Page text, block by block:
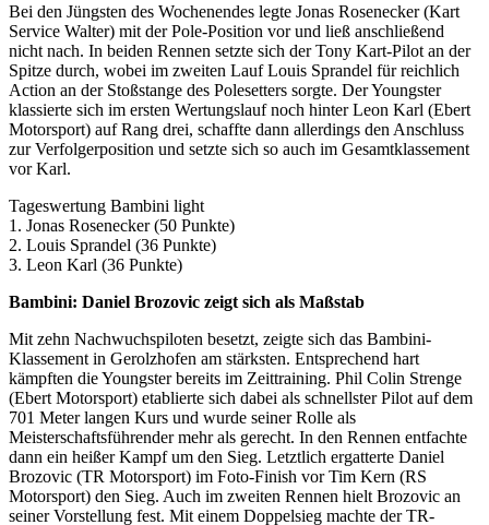
Bei den Jüngsten des Wochenendes legte Jonas Rosenecker (Kart
Service Walter) mit der Pole-Position vor und ließ anschließend
nicht nach. In beiden Rennen setzte sich der Tony Kart-Pilot an der
Spitze durch, wobei im zweiten Lauf Louis Sprandel für reichlich
Action an der Stoßstange des Polesetters sorgte. Der Youngster
klassierte sich im ersten Wertungslauf noch hinter Leon Karl (Ebert
Motorsport) auf Rang drei, schaffte dann allerdings den Anschluss
zur Verfolgerposition und setzte sich so auch im Gesamtklassement
vor Karl.
Tageswertung Bambini light
1. Jonas Rosenecker (50 Punkte)
2. Louis Sprandel (36 Punkte)
3. Leon Karl (36 Punkte)
Bambini: Daniel Brozovic zeigt sich als Maßstab
Mit zehn Nachwuchspiloten besetzt, zeigte sich das Bambini-
Klassement in Gerolzhofen am stärksten. Entsprechend hart
kämpften die Youngster bereits im Zeittraining. Phil Colin Strenge
(Ebert Motorsport) etablierte sich dabei als schnellster Pilot auf dem
701 Meter langen Kurs und wurde seiner Rolle als
Meisterschaftsführender mehr als gerecht. In den Rennen entfachte
dann ein heißer Kampf um den Sieg. Letztlich ergatterte Daniel
Brozovic (TR Motorsport) im Foto-Finish vor Tim Kern (RS
Motorsport) den Sieg. Auch im zweiten Rennen hielt Brozovic an
seiner Vorstellung fest. Mit einem Doppelsieg machte der TR-